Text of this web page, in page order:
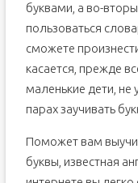
буквами, а во-
пользоваться
сможете
касается, прежде
маленькие дети, не
парах заучивать
Поможет вам
буквы, известная